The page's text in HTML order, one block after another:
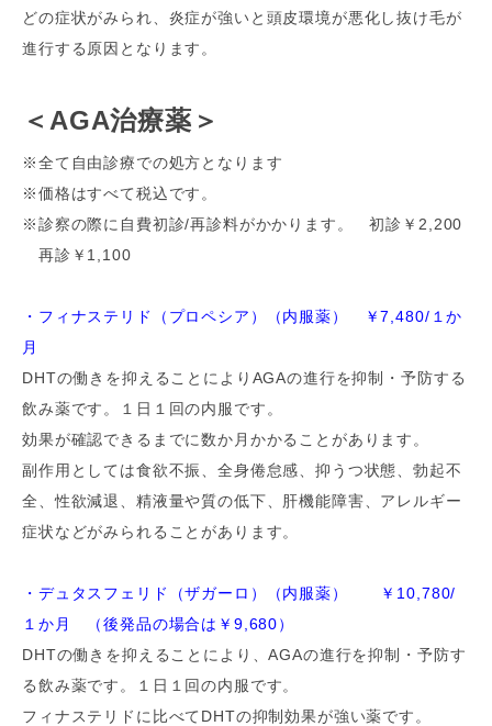
どの症状がみられ、炎症が強いと頭皮環境が悪化し抜け毛が
進行する原因となります。
＜AGA治療薬＞
※全て自由診療での処方となります
※価格はすべて税込です。
※診察の際に自費初診/再診料がかかります。 初診￥2,200
再診￥1,100
・フィナステリド（プロペシア）（内服薬） ￥7,480/１か
月
DHTの働きを抑えることによりAGAの進行を抑制・予防する
飲み薬です。１日１回の内服です。
効果が確認できるまでに数か月かかることがあります。
副作用としては食欲不振、全身倦怠感、抑うつ状態、勃起不
全、性欲減退、精液量や質の低下、肝機能障害、アレルギー
症状などがみられることがあります。
・デュタスフェリド（ザガーロ）（内服薬） ￥10,780/
１か月 （後発品の場合は￥9,680）
DHTの働きを抑えることにより、AGAの進行を抑制・予防す
る飲み薬です。１日１回の内服です。
フィナステリドに比べてDHTの抑制効果が強い薬です。